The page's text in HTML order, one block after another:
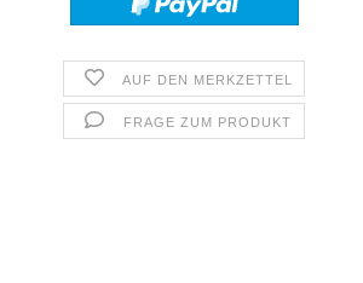
AUF DEN MERKZETTEL
FRAGE ZUM PRODUKT